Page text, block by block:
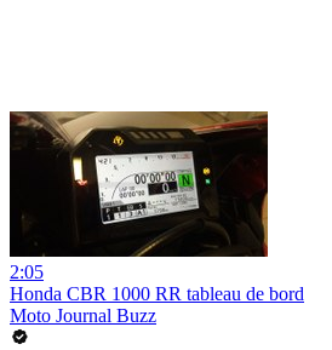
2:05
Honda CBR 1000 RR tableau de bord
Moto Journal Buzz